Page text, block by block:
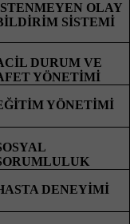
OLAY
SİSTEMİ
DURUM VE
YÖNETİMİ
YÖNETİMİ
DENEYİMİ